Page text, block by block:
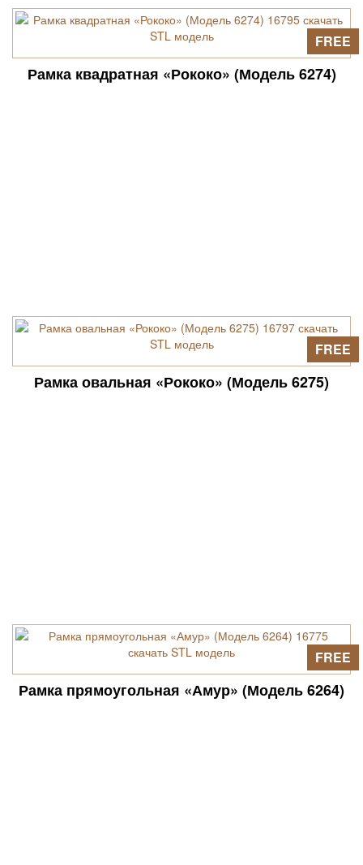
Рамка квадратная «Рококо» (Модель 6274)
FREE
Рамка овальная «Рококо» (Модель 6275)
FREE
Рамка прямоугольная «Амур» (Модель 6264)
FREE